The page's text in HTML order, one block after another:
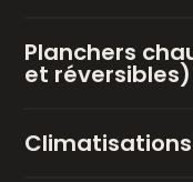
Planchers
et réversibles)
Climatisations